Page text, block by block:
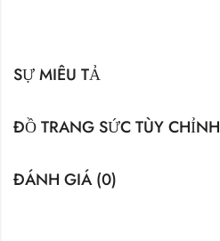
SỰ MIÊU TẢ
ĐỒ TRANG SỨC TÙY CHỈNH
ĐÁNH GIÁ (0)